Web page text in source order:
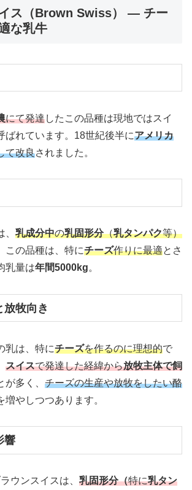
ス（Brown Swiss） — チー
な乳牛
にて発達したこの品種は現地ではスイ
ばれています。18世紀後半にアメリカ
て改良されました。
乳成分中の乳固形分（乳タンパク等）
この品種は、特にチーズ作りに最適とさ
乳量は年間5000kg。
放牧向き
乳は、特にチーズを作るのに理想的で
スイスで発達した経緯から放牧主体で飼
が多く、 チーズの生産や放牧をしたい酪
増やしつつあります。
響
ウンスイスは、 乳固形分（特に乳タン